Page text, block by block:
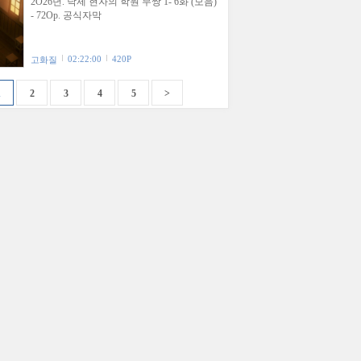
- 72Op. 공식자막
고화질 02:22:00 420P
2 3 4 5 >